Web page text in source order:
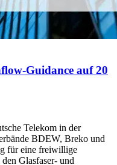
Guidance auf 20
Telekom in der
BDEW, Breko und
für eine freiwillige
Glasfaser- und